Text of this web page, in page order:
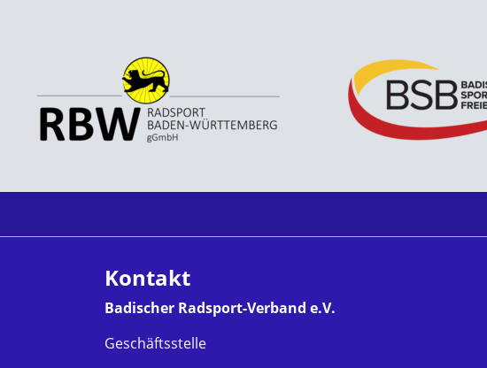
Kontakt
Badischer Radsport-Verband e.V.
Geschäftsstelle